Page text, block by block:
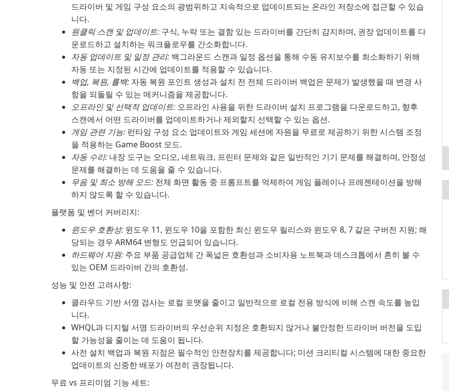
드라이버 및 게임 구성 요소의 광범위하고 지속적으로 업데이트되는 온라인 저장소에 접근할 수 있습
니다.
원클릭 스캔 및 업데이트: 구식, 누락 또는 결함 있는 드라이버를 간단히 감지하며, 권장 업데이트를 다
운로드하고 설치하는 워크플로우를 간소화합니다.
자동 업데이트 및 일정 관리: 백그라운드 스캔과 일정 옵션을 통해 수동 유지보수를 최소화하기 위해
자동 또는 지정된 시간에 업데이트를 적용할 수 있습니다.
백업, 복원, 롤백: 자동 복원 포인트 생성과 설치 전 전체 드라이버 백업은 문제가 발생했을 때 변경 사
항을 되돌릴 수 있는 메커니즘을 제공합니다.
오프라인 및 선택적 업데이트: 오프라인 사용을 위한 드라이버 설치 프로그램을 다운로드하고, 향후
스캔에서 어떤 드라이버를 업데이트하거나 제외할지 선택할 수 있는 옵션.
게임 관련 기능: 런타임 구성 요소 업데이트와 게임 세션에 자원을 무료로 제공하기 위한 시스템 조정
을 적용하는 Game Boost 모드.
자동 수리: 내장 도구는 오디오, 네트워크, 프린터 문제와 같은 일반적인 기기 문제를 해결하며, 안정성
문제를 해결하는 데 도움을 줄 수 있습니다.
무음 및 최소 방해 모드: 전체 화면 활동 중 프롬프트를 억제하여 게임 플레이나 프레젠테이션을 방해
하지 않도록 할 수 있습니다.
플랫폼 및 벤더 커버리지:
윈도우 호환성: 윈도우 11, 윈도우 10을 포함한 최신 윈도우 릴리스와 윈도우 8, 7 같은 구버전 지원; 해
당되는 경우 ARM64 변형도 언급되어 있습니다.
하드웨어 지원: 주요 부품 공급업체 간 폭넓은 호환성과 소비자용 노트북과 데스크톱에서 흔히 볼 수
있는 OEM 드라이버 간의 호환성.
성능 및 안전 고려사항:
클라우드 기반 서명 검사는 로컬 포맷을 줄이고 일반적으로 로컬 전용 방식에 비해 스캔 속도를 높입
니다.
WHQL과 디지털 서명 드라이버의 우선순위 지정은 호환되지 않거나 불안정한 드라이버 버전을 도입
할 가능성을 줄이는 데 도움이 됩니다.
사전 설치 백업과 복원 지점은 필수적인 안전장치를 제공합니다; 미션 크리티컬 시스템에 대한 중요한
업데이트의 신중한 배포가 여전히 권장됩니다.
무료 vs 프리미엄 기능 세트: